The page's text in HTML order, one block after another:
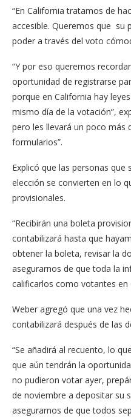
“En California tratamos de
accesible. Queremos que su
poder a través del voto
“Y por eso queremos
oportunidad de registrarse
porque en California hay
mismo día de la votación”,
pero les llevará un poco más
formularios”.
Explicó que las personas
elección se convierten en lo
provisionales.
“Recibirán una boleta
contabilizará hasta que
obtener la boleta, revisar la
asegurarnos de que toda la
calificarlos como votantes en
Weber agregó que una vez
contabilizará después de las
“Se añadirá al recuento, lo
que aún tendrán la
no pudieron votar ayer,
de noviembre a depositar su
asegurarnos de que todos